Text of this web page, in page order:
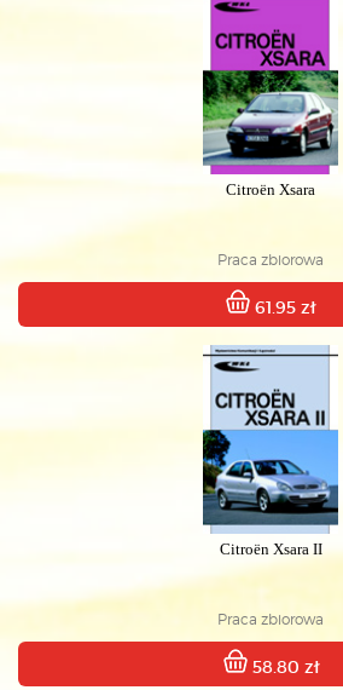
Citroën Xsara
Praca zbiorowa
61.95 zł
Citroën Xsara II
Praca zbiorowa
58.80 zł